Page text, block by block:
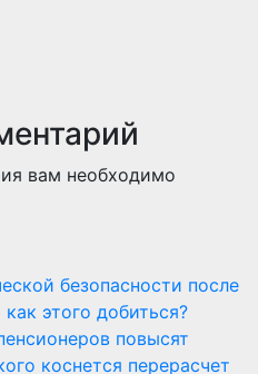
вам необходимо
безопасности после
этого добиться?
повысят
коснется перерасчет